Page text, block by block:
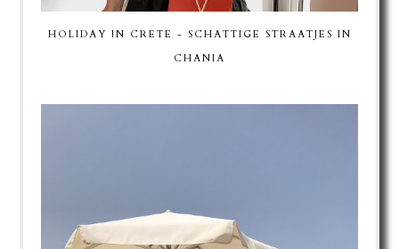
HOLIDAY IN CRETE - SCHATTIGE STRAATJES IN
CHANIA